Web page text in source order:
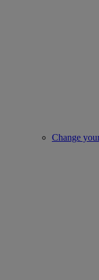
Change